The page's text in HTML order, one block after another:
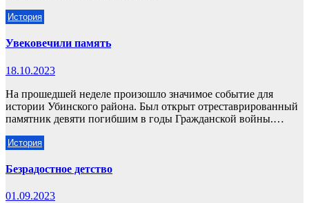
История
Увековечили память
18.10.2023
На прошедшей неделе произошло значимое событие для
истории Убинского района. Был открыт отреставрированный
памятник девяти погибшим в годы Гражданской войны.…
История
Безрадостное детство
01.09.2023